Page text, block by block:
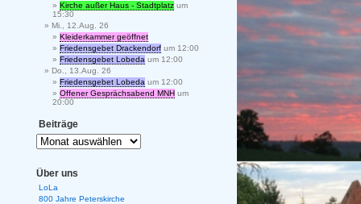
Kirche außer Haus - Stadtplatz um
15:30
Mi., 12.Aug. 26
Kleiderkammer geöffnet
Friedensgebet Drackendorf um 12:00
Friedensgebet Lobeda um 12:00
Do., 13.Aug. 26
Friedensgebet Lobeda um 12:00
Offener Gesprächsabend MNH um
20:00
Beiträge
Über uns
LoLa
800 Jahre Peterskirche